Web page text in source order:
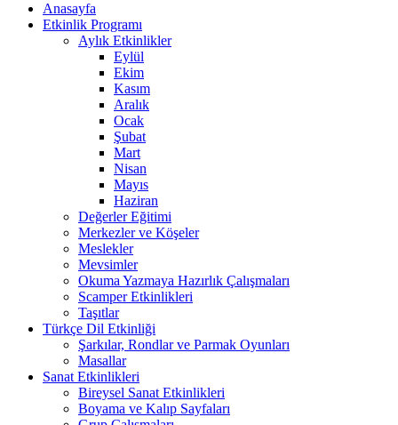
Anasayfa
Etkinlik Programı
Aylık Etkinlikler
Eylül
Ekim
Kasım
Aralık
Ocak
Şubat
Mart
Nisan
Mayıs
Haziran
Değerler Eğitimi
Merkezler ve Köşeler
Meslekler
Mevsimler
Okuma Yazmaya Hazırlık Çalışmaları
Scamper Etkinlikleri
Taşıtlar
Türkçe Dil Etkinliği
Şarkılar, Rondlar ve Parmak Oyunları
Masallar
Sanat Etkinlikleri
Bireysel Sanat Etkinlikleri
Boyama ve Kalıp Sayfaları